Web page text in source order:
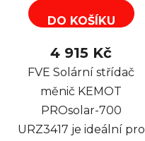
DO KOŠÍKU
4 915 Kč
FVE Solární střídač
měnič KEMOT
PROsolar-700
URZ3417 je ideální pro